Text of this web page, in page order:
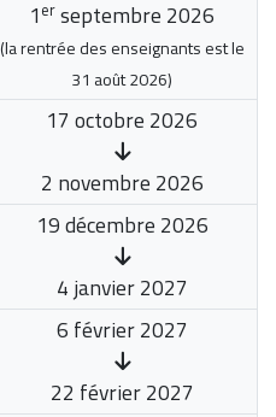
1 er septembre 2026
(la rentrée des enseignants est le
31 août 2026)
17 octobre 2026
2 novembre 2026
19 décembre 2026
4 janvier 2027
6 février 2027
22 février 2027